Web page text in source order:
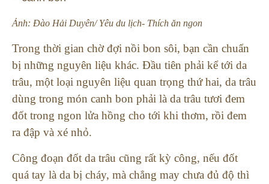
Ảnh: Đào Hải Duyên/ Yêu du lịch- Thích ăn ngon
Trong thời gian chờ đợi nồi bon sôi, bạn cần chuẩn
bị những nguyên liệu khác. Đầu tiên phải kể tới da
trâu, một loại nguyên liệu quan trọng thứ hai, da trâu
dùng trong món canh bon phải là da trâu tươi đem
đốt trong ngon lửa hồng cho tới khi thơm, rồi đem
ra đập và xé nhỏ.
Công đoạn đốt da trâu cũng rất kỳ công, nếu đốt
quá tay là da bị cháy, mà chẳng may chưa đủ độ thì